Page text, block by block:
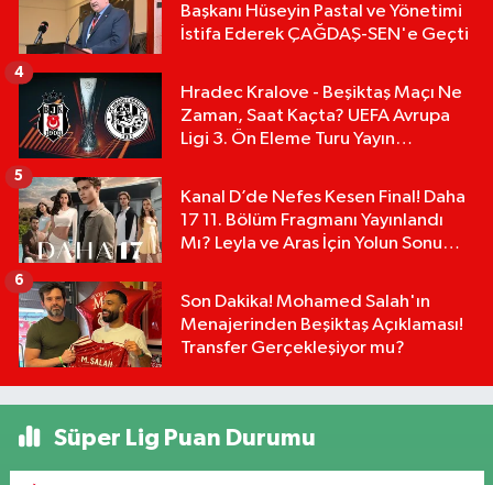
Başkanı Hüseyin Pastal ve Yönetimi
İstifa Ederek ÇAĞDAŞ-SEN'e Geçti
Hradec Kralove - Beşiktaş Maçı Ne
Zaman, Saat Kaçta? UEFA Avrupa
Ligi 3. Ön Eleme Turu Yayın
4
Kanal D’de Nefes Kesen Final! Daha
17 11. Bölüm Fragmanı Yayınlandı
Mı? Leyla ve Aras İçin Yolun Sonu
5
Son Dakika! Mohamed Salah'ın
Menajerinden Beşiktaş Açıklaması!
Transfer Gerçekleşiyor mu?
6
Süper Lig Puan Durumu